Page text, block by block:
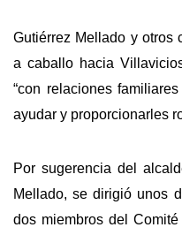
Gutiérrez Mellado y otros
a caballo hacia
“con relaciones
ayudar y proporcionarles
Por sugerencia del
Mellado, se dirigió unos
dos miembros del